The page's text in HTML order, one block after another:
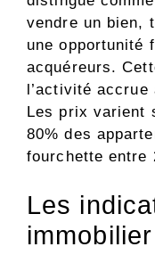
vendre un bien,
une opportunité
acquéreurs.
l’activité accrue
Les prix varient
80% des
fourchette entre
Les